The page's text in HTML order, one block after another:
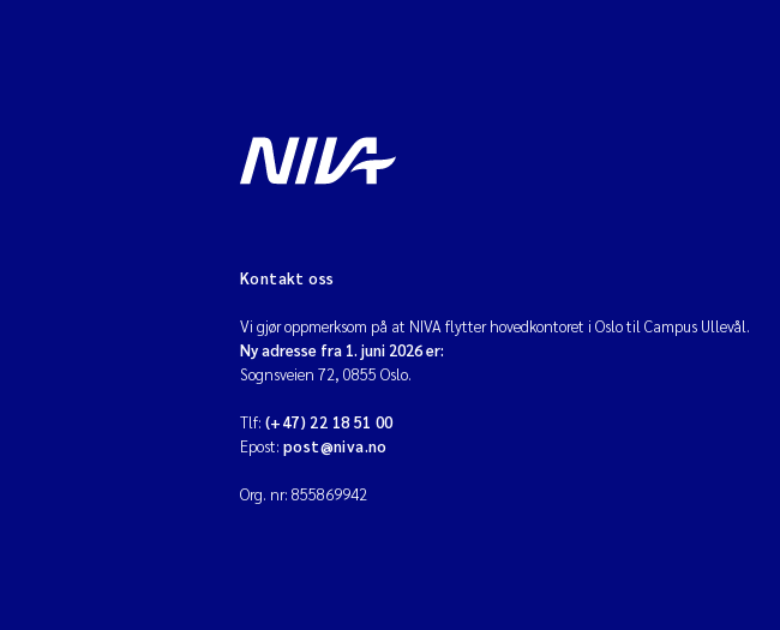
Kontakt oss
Vi gjør oppmerksom på at NIVA flytter hovedkontoret i Oslo til Campus Ullevål.
Ny adresse fra 1. juni 2026 er:
Sognsveien 72, 0855 Oslo.
Tlf: (+47) 22 18 51 00
Epost: post@niva.no
Org. nr: 855869942